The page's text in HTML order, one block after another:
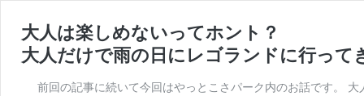
大人は楽しめないってホント？
大人だけで雨の日にレゴランドに行って
前回の記事に続いて今回はやっとこさパーク内のお話です。